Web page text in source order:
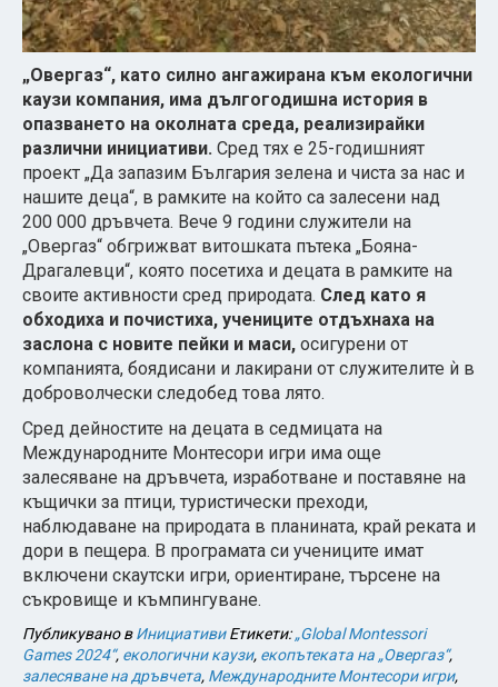
„Овергаз“, като силно ангажирана към екологични
каузи компания, има дългогодишна история в
опазването на околната среда, реализирайки
различни инициативи. Сред тях е 25-годишният
проект „Да запазим България зелена и чиста за нас и
нашите деца“, в рамките на който са залесени над
200 000 дръвчета. Вече 9 години служители на
„Овергаз“ обгрижват витошката пътека „Бояна-
Драгалевци“, която посетиха и децата в рамките на
своите активности сред природата. След като я
обходиха и почистиха, учениците отдъхнаха на
заслона с новите пейки и маси, осигурени от
компанията, боядисани и лакирани от служителите ѝ в
доброволчески следобед това лято.
Сред дейностите на децата в седмицата на
Международните Монтесори игри има още
залесяване на дръвчета, изработване и поставяне на
къщички за птици, туристически преходи,
наблюдаване на природата в планината, край реката и
дори в пещера. В програмата си учениците имат
включени скаутски игри, ориентиране, търсене на
съкровище и къмпингуване.
Публикувано вИнициативи Етикети:„Global Montessori
Games 2024“, екологични каузи, екопътеката на „Овергаз“,
залесяване на дръвчета, Международните Монтесори игри,